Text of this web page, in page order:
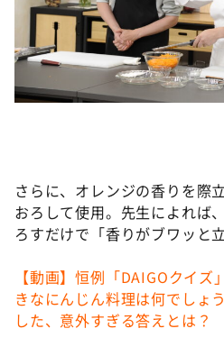
さらに、オレンジの香りを際
おろして使用。先生によれば
ろすだけで「香りがブワッと
【動画】恒例「DAIGOクイ
きなにんじん料理は何でしょ
した、意外すぎる答えとは？